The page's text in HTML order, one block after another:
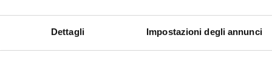
Dettagli Impostazioni degli annunci
Semester 2
3